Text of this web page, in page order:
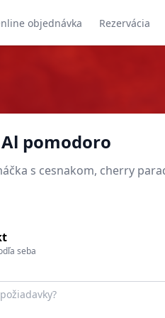
objednávka Rezervácia
pomodoro
s cesnakom, cherry
seba